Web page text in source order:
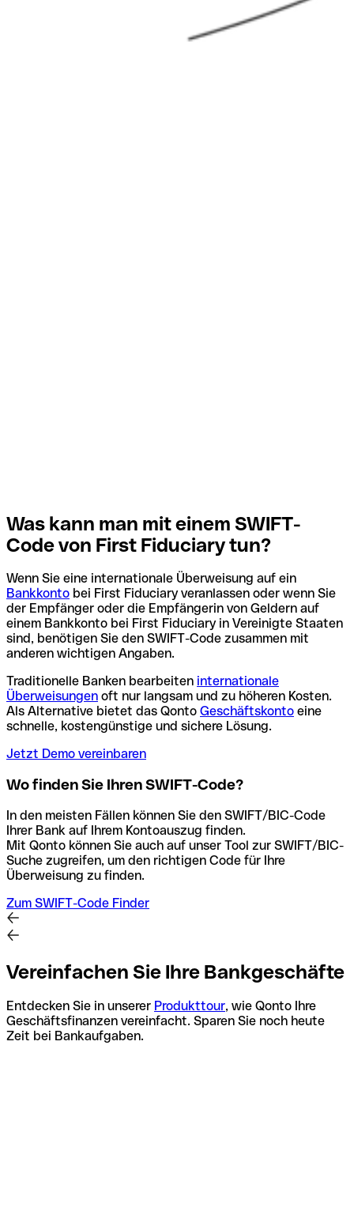
Was kann man mit einem SWIFT-
Code von First Fiduciary tun?
Wenn Sie eine internationale Überweisung auf ein
Bankkonto bei First Fiduciary veranlassen oder wenn Sie
der Empfänger oder die Empfängerin von Geldern auf
einem Bankkonto bei First Fiduciary in Vereinigte Staaten
sind, benötigen Sie den SWIFT-Code zusammen mit
anderen wichtigen Angaben.
Traditionelle Banken bearbeiten internationale
Überweisungen oft nur langsam und zu höheren Kosten.
Als Alternative bietet das Qonto Geschäftskonto eine
schnelle, kostengünstige und sichere Lösung.
Jetzt Demo vereinbaren
Wo finden Sie Ihren SWIFT-Code?
In den meisten Fällen können Sie den SWIFT/BIC-Code
Ihrer Bank auf Ihrem Kontoauszug finden.
Mit Qonto können Sie auch auf unser Tool zur SWIFT/BIC-
Suche zugreifen, um den richtigen Code für Ihre
Überweisung zu finden.
Zum SWIFT-Code Finder
Vereinfachen Sie Ihre Bankgeschäfte
Entdecken Sie in unserer Produkttour, wie Qonto Ihre
Geschäftsfinanzen vereinfacht. Sparen Sie noch heute
Zeit bei Bankaufgaben.